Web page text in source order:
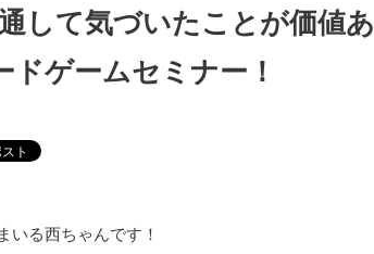
して気づいたことが価値あ
ドゲームセミナー！
いる西ちゃんです！